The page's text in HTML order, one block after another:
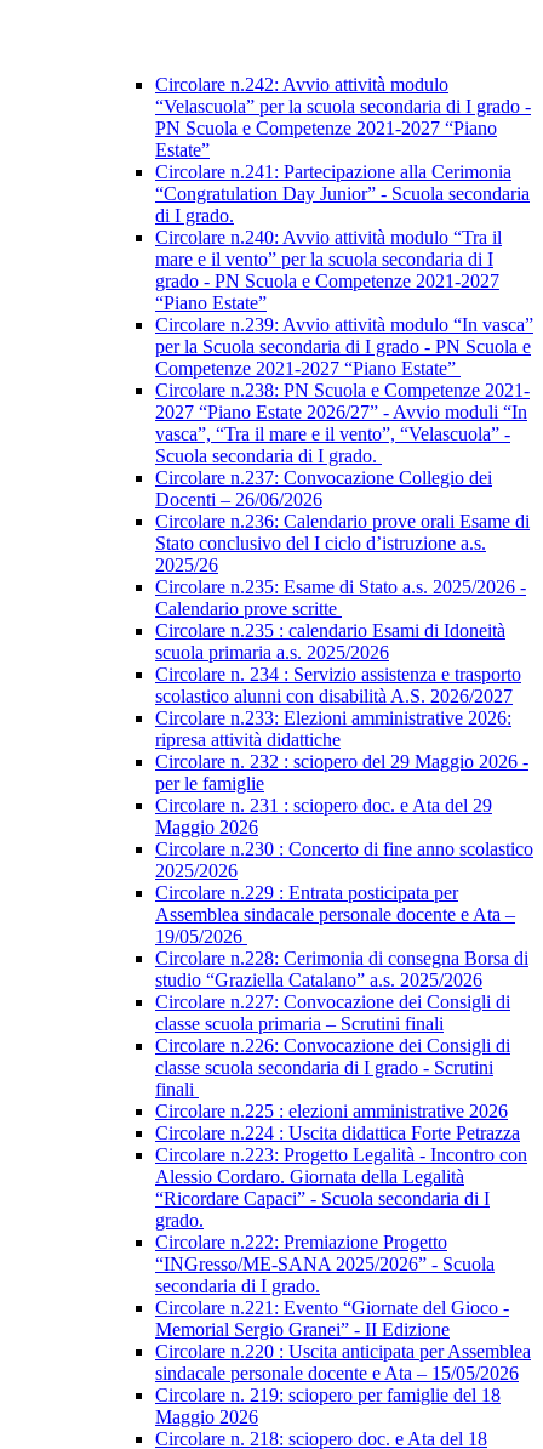
Circolare n.242: Avvio attività modulo
“Velascuola” per la scuola secondaria di I grado -
PN Scuola e Competenze 2021-2027 “Piano
Estate”
Circolare n.241: Partecipazione alla Cerimonia
“Congratulation Day Junior” - Scuola secondaria
di I grado.
Circolare n.240: Avvio attività modulo “Tra il
mare e il vento” per la scuola secondaria di I
grado - PN Scuola e Competenze 2021-2027
“Piano Estate”
Circolare n.239: Avvio attività modulo “In vasca”
per la Scuola secondaria di I grado - PN Scuola e
Competenze 2021-2027 “Piano Estate”
Circolare n.238: PN Scuola e Competenze 2021-
2027 “Piano Estate 2026/27” - Avvio moduli “In
vasca”, “Tra il mare e il vento”, “Velascuola” -
Scuola secondaria di I grado.
Circolare n.237: Convocazione Collegio dei
Docenti – 26/06/2026
Circolare n.236: Calendario prove orali Esame di
Stato conclusivo del I ciclo d’istruzione a.s.
2025/26
Circolare n.235: Esame di Stato a.s. 2025/2026 -
Calendario prove scritte
Circolare n.235 : calendario Esami di Idoneità
scuola primaria a.s. 2025/2026
Circolare n. 234 : Servizio assistenza e trasporto
scolastico alunni con disabilità A.S. 2026/2027
Circolare n.233: Elezioni amministrative 2026:
ripresa attività didattiche
Circolare n. 232 : sciopero del 29 Maggio 2026 -
per le famiglie
Circolare n. 231 : sciopero doc. e Ata del 29
Maggio 2026
Circolare n.230 : Concerto di fine anno scolastico
2025/2026
Circolare n.229 : Entrata posticipata per
Assemblea sindacale personale docente e Ata –
19/05/2026
Circolare n.228: Cerimonia di consegna Borsa di
studio “Graziella Catalano” a.s. 2025/2026
Circolare n.227: Convocazione dei Consigli di
classe scuola primaria – Scrutini finali
Circolare n.226: Convocazione dei Consigli di
classe scuola secondaria di I grado - Scrutini
finali
Circolare n.225 : elezioni amministrative 2026
Circolare n.224 : Uscita didattica Forte Petrazza
Circolare n.223: Progetto Legalità - Incontro con
Alessio Cordaro. Giornata della Legalità
“Ricordare Capaci” - Scuola secondaria di I
grado.
Circolare n.222: Premiazione Progetto
“INGresso/ME-SANA 2025/2026” - Scuola
secondaria di I grado.
Circolare n.221: Evento “Giornate del Gioco -
Memorial Sergio Granei” - II Edizione
Circolare n.220 : Uscita anticipata per Assemblea
sindacale personale docente e Ata – 15/05/2026
Circolare n. 219: sciopero per famiglie del 18
Maggio 2026
Circolare n. 218: sciopero doc. e Ata del 18